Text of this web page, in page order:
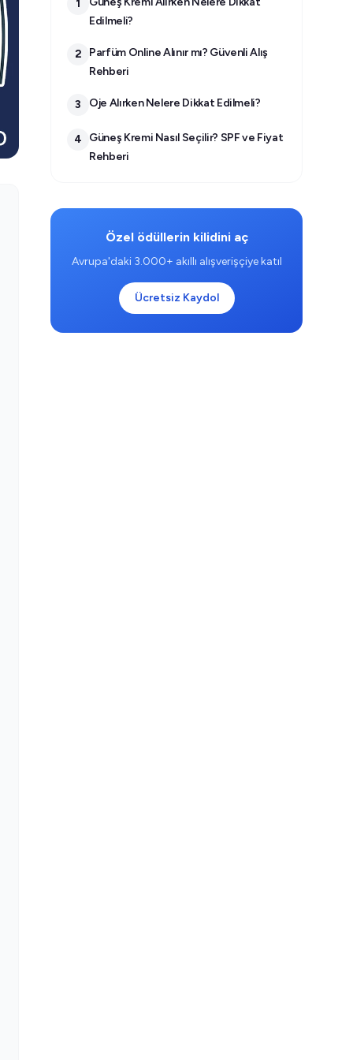
1
Edilmeli?
2
Parfüm Online Alınır mı? Güvenli Alış
Rehberi
3 Oje Alırken Nelere Dikkat Edilmeli?
4
Güneş Kremi Nasıl Seçilir? SPF ve Fiyat
Rehberi
Özel ödüllerin kilidini aç
Avrupa'daki 3.000+ akıllı alışverişçiye katıl
Ücretsiz Kaydol